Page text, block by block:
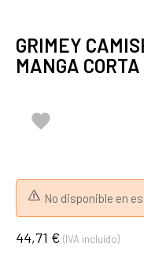
GRIMEY
MANGA

No disponible en
44,71 € (IVA incluido)